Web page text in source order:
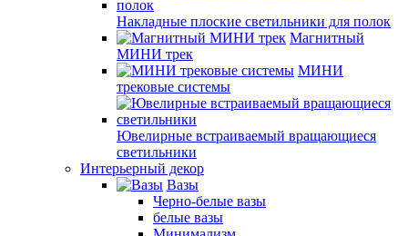
Накладные плоские светильники для полок
Магнитный
МИНИ трек
МИНИ
трековые системы
Ювелирные встраиваемый вращающиеся
светильники
Интерьерный декор
Вазы
Черно-белые вазы
белые вазы